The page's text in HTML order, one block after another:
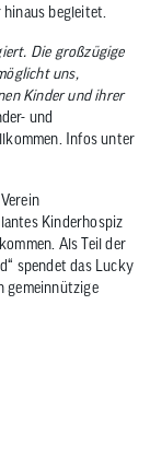
begleitet.
Die großzügige
uns,
Kinder und ihrer
und
Infos unter
Kinderhospiz
Als Teil der
spendet das Lucky
gemeinnützige